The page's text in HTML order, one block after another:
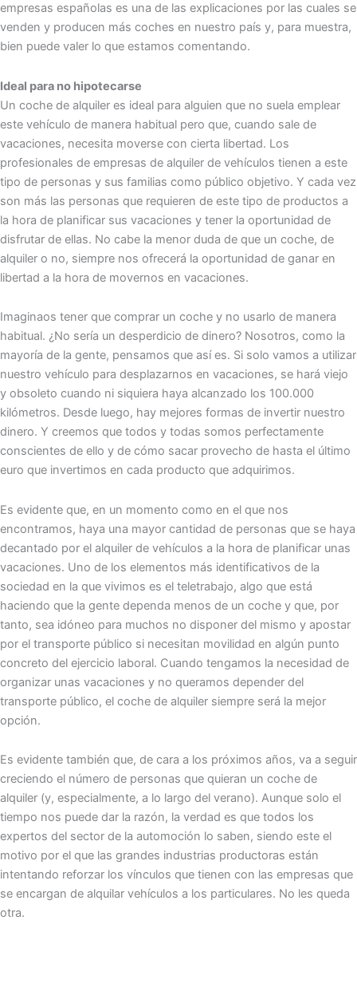
empresas españolas es una de las explicaciones por las cuales se
venden y producen más coches en nuestro país y, para muestra,
bien puede valer lo que estamos comentando.
Ideal para no hipotecarse
Un coche de alquiler es ideal para alguien que no suela emplear
este vehículo de manera habitual pero que, cuando sale de
vacaciones, necesita moverse con cierta libertad. Los
profesionales de empresas de alquiler de vehículos tienen a este
tipo de personas y sus familias como público objetivo. Y cada vez
son más las personas que requieren de este tipo de productos a
la hora de planificar sus vacaciones y tener la oportunidad de
disfrutar de ellas. No cabe la menor duda de que un coche, de
alquiler o no, siempre nos ofrecerá la oportunidad de ganar en
libertad a la hora de movernos en vacaciones.
Imaginaos tener que comprar un coche y no usarlo de manera
habitual. ¿No sería un desperdicio de dinero? Nosotros, como la
mayoría de la gente, pensamos que así es. Si solo vamos a utilizar
nuestro vehículo para desplazarnos en vacaciones, se hará viejo
y obsoleto cuando ni siquiera haya alcanzado los 100.000
kilómetros. Desde luego, hay mejores formas de invertir nuestro
dinero. Y creemos que todos y todas somos perfectamente
conscientes de ello y de cómo sacar provecho de hasta el último
euro que invertimos en cada producto que adquirimos.
Es evidente que, en un momento como en el que nos
encontramos, haya una mayor cantidad de personas que se haya
decantado por el alquiler de vehículos a la hora de planificar unas
vacaciones. Uno de los elementos más identificativos de la
sociedad en la que vivimos es el teletrabajo, algo que está
haciendo que la gente dependa menos de un coche y que, por
tanto, sea idóneo para muchos no disponer del mismo y apostar
por el transporte público si necesitan movilidad en algún punto
concreto del ejercicio laboral. Cuando tengamos la necesidad de
organizar unas vacaciones y no queramos depender del
transporte público, el coche de alquiler siempre será la mejor
opción.
Es evidente también que, de cara a los próximos años, va a seguir
creciendo el número de personas que quieran un coche de
alquiler (y, especialmente, a lo largo del verano). Aunque solo el
tiempo nos puede dar la razón, la verdad es que todos los
expertos del sector de la automoción lo saben, siendo este el
motivo por el que las grandes industrias productoras están
intentando reforzar los vínculos que tienen con las empresas que
se encargan de alquilar vehículos a los particulares. No les queda
otra.